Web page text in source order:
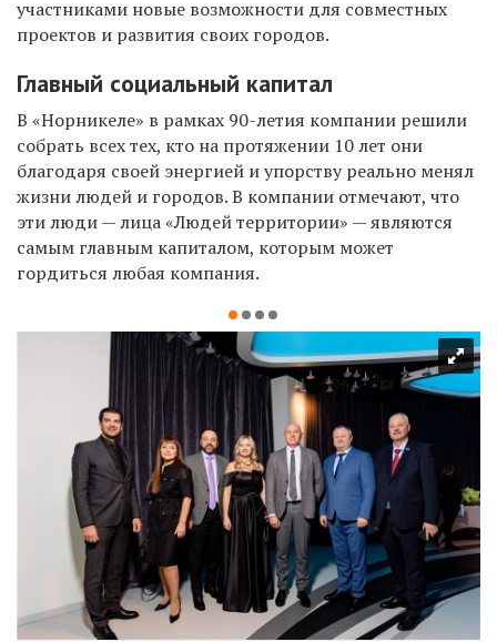
участниками новые возможности для совместных
проектов и развития своих городов.
Главный социальный капитал
В «Норникеле» в рамках 90-летия компании решили
собрать всех тех, кто на протяжении 10 лет они
благодаря своей энергией и упорству реально менял
жизни людей и городов. В компании отмечают, что
эти люди — лица «Людей территории» — являются
самым главным капиталом, которым может
гордиться любая компания.